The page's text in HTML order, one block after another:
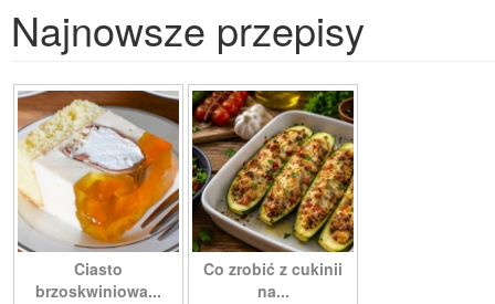
Najnowsze przepisy
Ciasto
brzoskwiniowa...
Co zrobić z cukinii
na...